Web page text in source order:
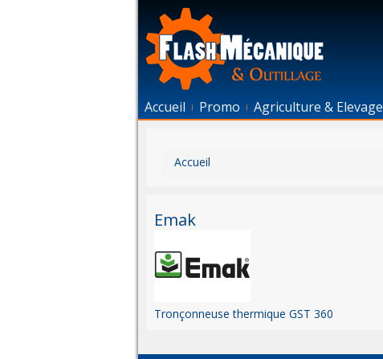
Accueil Promo Agriculture & Elevage
Vous êtes ici
Accueil
Emak
Tronçonneuse thermique GST 360